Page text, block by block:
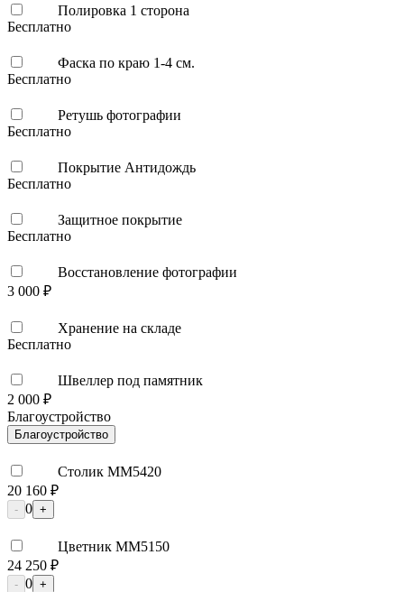
Полировка 1 сторона
Бесплатно
Фаска по краю 1-4 см.
Бесплатно
Ретушь фотографии
Бесплатно
Покрытие Антидождь
Бесплатно
Защитное покрытие
Бесплатно
Восстановление фотографии
3 000 ₽
Хранение на складе
Бесплатно
Швеллер под памятник
2 000 ₽
Благоустройство
Благоустройство
Столик ММ5420
20 160 ₽
- 0 +
Цветник ММ5150
24 250 ₽
- 0 +